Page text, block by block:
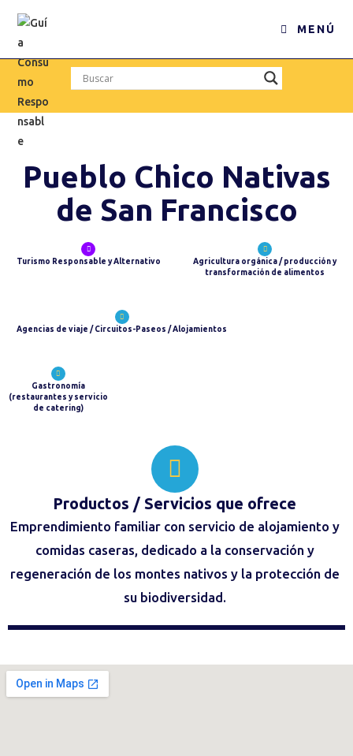
MENÚ
Pueblo Chico Nativas
de San Francisco
Turismo Responsable y Alternativo
Agricultura orgánica / producción y
transformación de alimentos
Agencias de viaje / Circuitos-Paseos / Alojamientos
Gastronomía
(restaurantes y servicio
de catering)
Productos / Servicios que ofrece
Emprendimiento familiar con servicio de alojamiento y
comidas caseras, dedicado a la conservación y
regeneración de los montes nativos y la protección de
su biodiversidad.